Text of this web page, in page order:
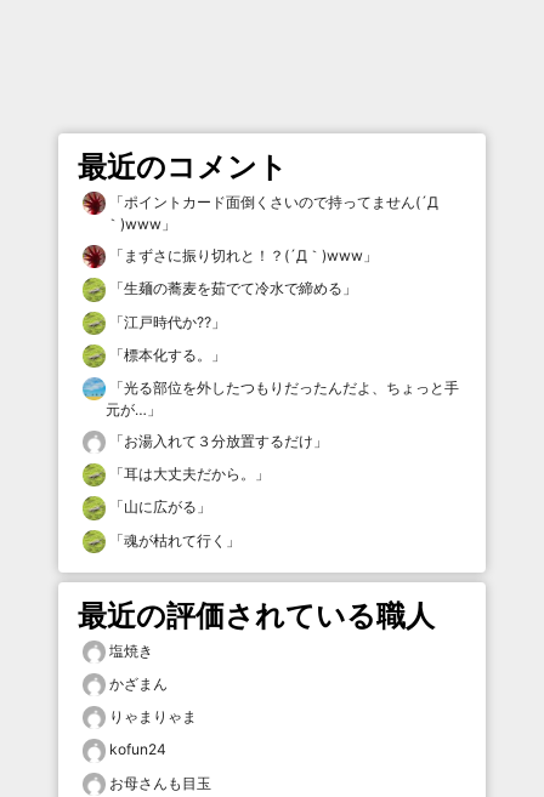
最近のコメント
「ポイントカード面倒くさいので持ってません(´Д
｀)www 」
「 まずさに振り切れと！？(´Д｀)www 」
「生麺の蕎麦を茹でて冷水で締める 」
「江戸時代か⁇ 」
「標本化する。
」
「光る部位を外したつもりだったんだよ、ちょっと手
元が… 」
「お湯入れて３分放置するだけ 」
「耳は大丈夫だから。
」
「山に広がる 」
「魂が枯れて行く 」
最近の評価されている職人
塩焼き
かざまん
りゃまりゃま
kofun24
お母さんも目玉